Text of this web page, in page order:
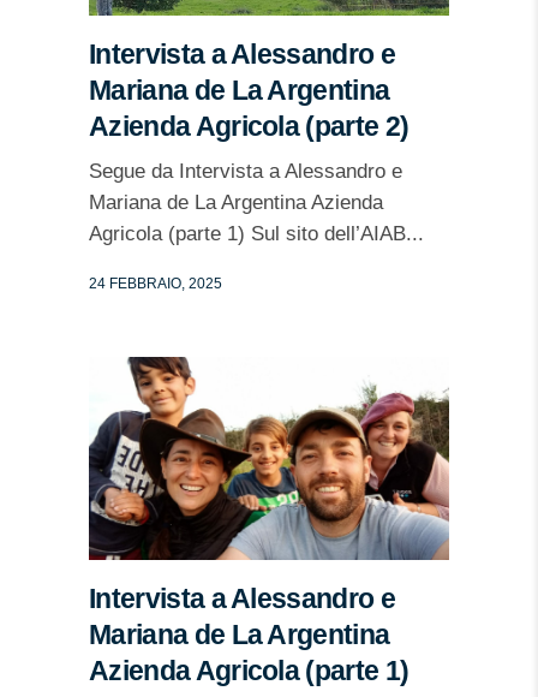
Intervista a Alessandro e
Mariana de La Argentina
Azienda Agricola (parte 2)
Segue da Intervista a Alessandro e
Mariana de La Argentina Azienda
Agricola (parte 1) Sul sito dell’AIAB...
24 FEBBRAIO, 2025
Intervista a Alessandro e
Mariana de La Argentina
Azienda Agricola (parte 1)